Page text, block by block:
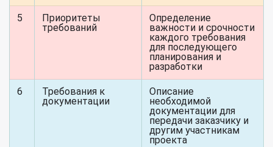
5
Приоритеты
требований
Определение
важности и срочности
каждого требования
для последующего
планирования и
разработки
6
Требования к
документации
Описание
необходимой
документации для
передачи заказчику и
другим участникам
проекта